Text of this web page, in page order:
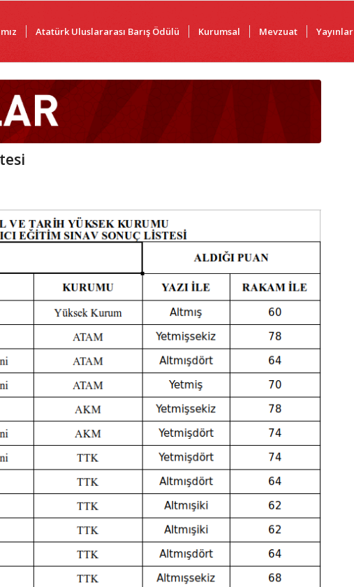
Atatürk Uluslararası Barış Ödülü Kurumsal Mevzuat Yayınlar